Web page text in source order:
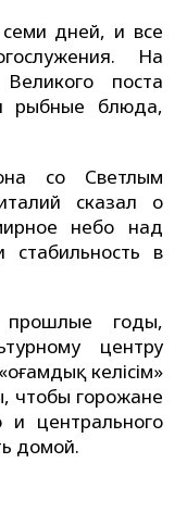
дней, и все
На
поста
рыбные блюда,
со Светлым
сказал о
небо над
стабильность в
годы,
центру
келісім»
чтобы горожане
и центрального
домой.